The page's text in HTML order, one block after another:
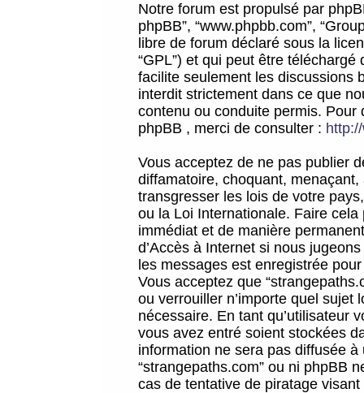
Notre forum est propulsé par
phpBB”, “www.phpbb.com”,
libre de forum déclaré sous la
“GPL”) et qui peut être téléchargé
facilite seulement les discussions
interdit strictement dans ce que
contenu ou conduite permis.
phpBB , merci de consulter :
Vous acceptez de ne pas publier
diffamatoire, choquant,
transgresser les lois de votre
ou la Loi Internationale. Faire
immédiat et de manière
d’Accès à Internet si nous
les messages est enregistrée
Vous acceptez que
ou verrouiller n’importe quel sujet
nécessaire. En tant qu’utilisateur
vous avez entré soient stockées
information ne sera pas diffusée
“strangepaths.com” ou ni phpBB
cas de tentative de piratage